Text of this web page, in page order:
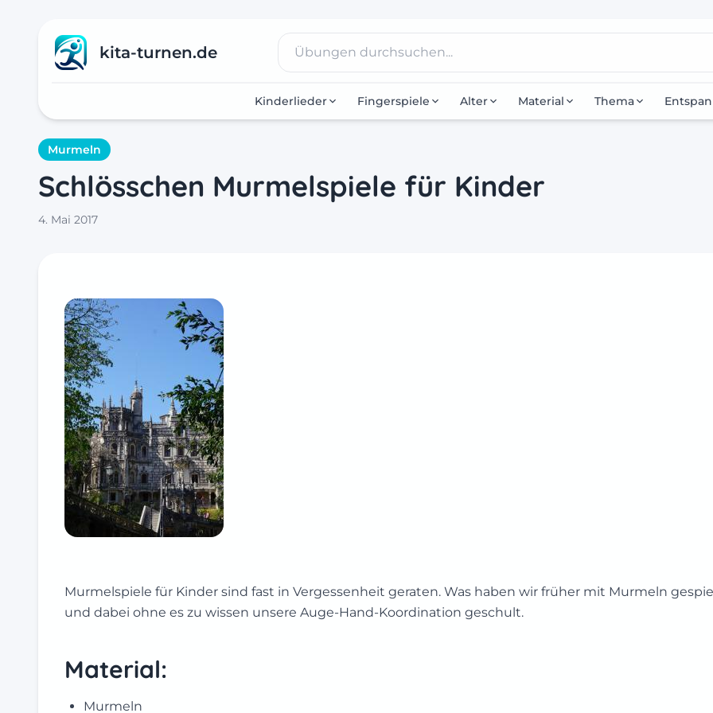
kita-turnen.de
Kinderlieder Fingerspiele Alter Material Thema
Murmeln
Schlösschen Murmelspiele für Kinder
4. Mai 2017
Murmelspiele für Kinder sind fast in Vergessenheit geraten. Was haben wir früher mit Murmeln
und dabei ohne es zu wissen unsere Auge-Hand-Koordination geschult.
Material:
Murmeln